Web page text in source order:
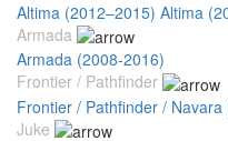
Altima (2012–2015) Altima
Armada
Armada (2008-2016)
Frontier / Pathfinder
Frontier / Pathfinder /
Juke